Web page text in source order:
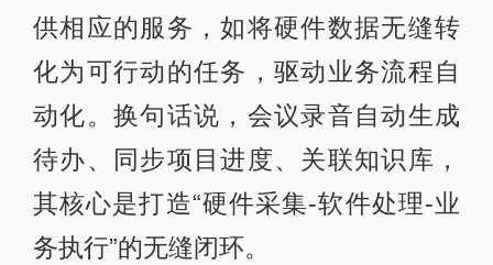
供相应的服务，如将硬件数据无缝转
化为可行动的任务，驱动业务流程自
动化。换句话说，会议录音自动生成
待办、同步项目进度、关联知识库，
其核心是打造“硬件采集-软件处理-业
务执行”的无缝闭环。